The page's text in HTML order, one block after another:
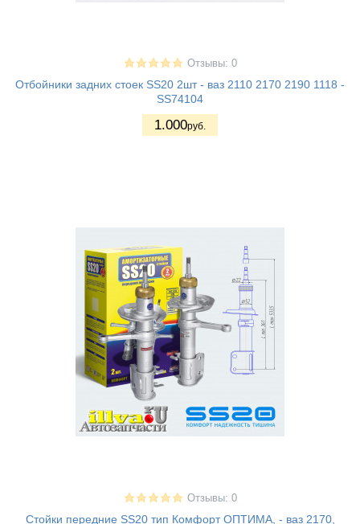
Отзывы: 0
Отбойники задних стоек SS20 2шт - ваз 2110 2170 2190 1118 -
SS74104
1.000руб.
Отзывы: 0
Стойки передние SS20 тип Комфорт ОПТИМА, - ваз 2170,